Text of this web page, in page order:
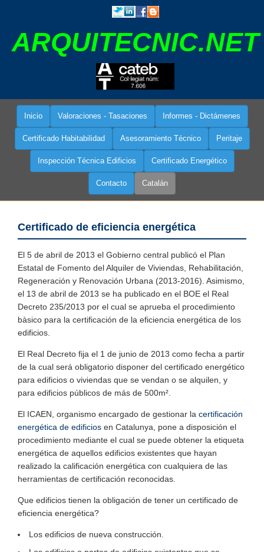
ARQUITECNIC.NET
Inicio Valoraciones - Tasaciones Informes - Dictámenes
Certificado Habitabilidad Asesoramiento Técnico Peritaje
Inspección Técnica Edificios Certificado Energético
Contacto Catalán
Certificado de eficiencia energética
El 5 de abril de 2013 el Gobierno central publicó el Plan
Estatal de Fomento del Alquiler de Viviendas, Rehabilitación,
Regeneración y Renovación Urbana (2013-2016). Asimismo,
el 13 de abril de 2013 se ha publicado en el BOE el Real
Decreto 235/2013 por el cual se aprueba el procedimiento
bàsico para la certificación de la eficiencia energética de los
edificios.
El Real Decreto fija el 1 de junio de 2013 como fecha a partir
de la cual será obligatorio disponer del certificado energético
para edificios o viviendas que se vendan o se alquilen, y
para edificios públicos de más de 500m².
El ICAEN, organismo encargado de gestionar la certificación
energética de edificios en Catalunya, pone a disposición el
procedimiento mediante el cual se puede obtener la etiqueta
energética de aquellos edificios existentes que hayan
realizado la calificación energética con cualquiera de las
herramientas de certificación reconocidas.
Que edificios tienen la obligación de tener un certificado de
eficiencia energética?
Los edificios de nueva construcción.